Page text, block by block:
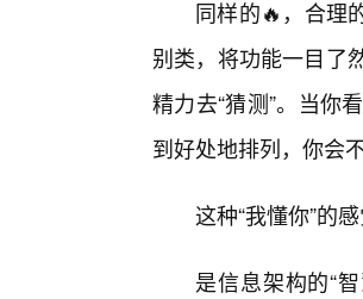
同样的🔥，合理
别类，将功能一目了
精力去“猜测”。当你
到好处地排列，你会
这种“我懂你”的
是信息架构的“